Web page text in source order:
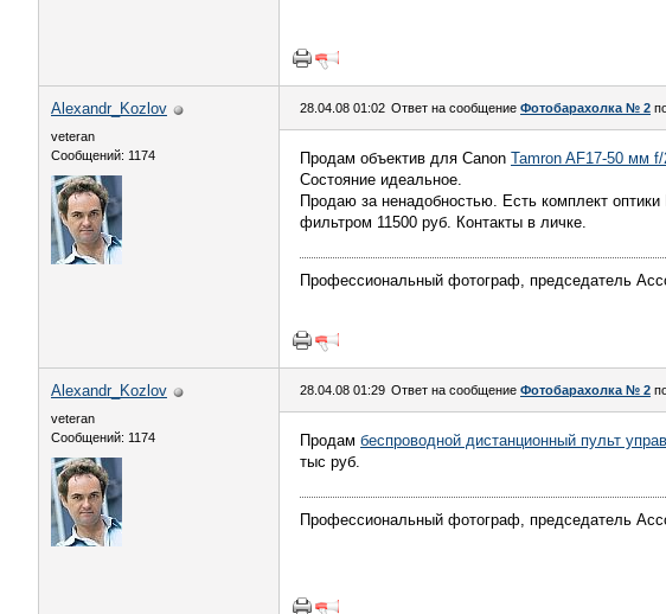
Alexandr_Kozlov
veteran
Сообщений: 1174
28.04.08 01:02 Ответ на сообщение Фотобарахолка № 2
Продам объектив для Canon Tamron AF17-50 мм
Состояние идеальное.
Продаю за ненадобностью. Есть комплект
фильтром 11500 руб. Контакты в личке.
Профессиональный фотограф, председатель
Alexandr_Kozlov
veteran
Сообщений: 1174
28.04.08 01:29 Ответ на сообщение Фотобарахолка № 2
Продам беспроводной дистанционный пульт
тыс руб.
Профессиональный фотограф, председатель